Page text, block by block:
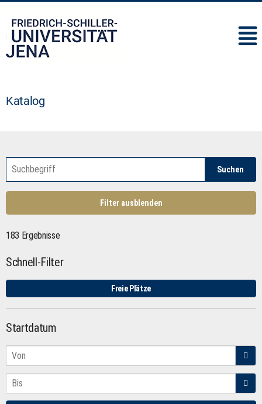
Katalog
Suchen
Filter ausblenden
183 Ergebnisse
Schnell-Filter
Freie Plätze
Startdatum